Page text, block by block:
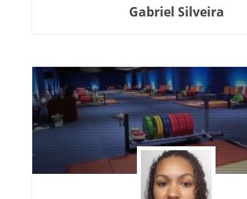
Gabriel Silveira